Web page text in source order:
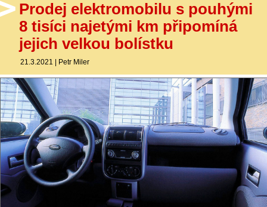
Prodej elektromobilu s pouhými
8 tisíci najetými km připomíná
jejich velkou bolístku
21.3.2021 | Petr Miler